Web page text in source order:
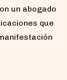
un abogado
que